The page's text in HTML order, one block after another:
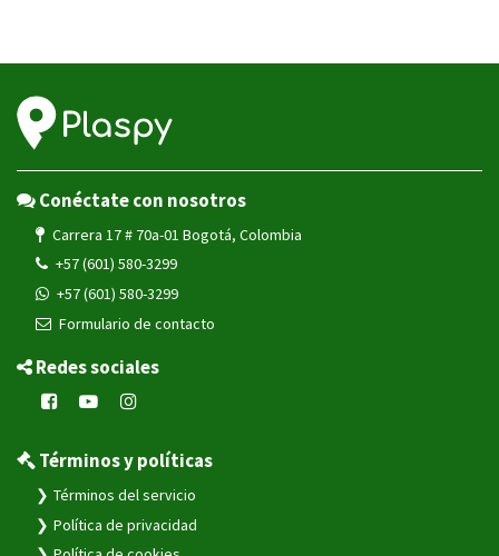
Conéctate con nosotros
Carrera 17 # 70a-01 Bogotá, Colombia
+57 (601) 580-3299
+57 (601) 580-3299
Formulario de contacto
Redes sociales
Términos y políticas
Términos del servicio
Política de privacidad